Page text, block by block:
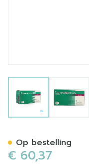
€ 60,37
Op bestelling